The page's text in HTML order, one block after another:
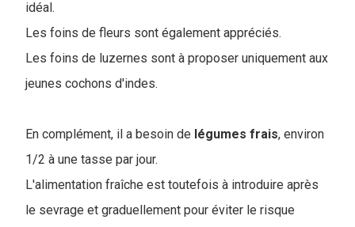
idéal.
Les foins de fleurs sont également appréciés.
Les foins de luzernes sont à proposer uniquement aux
jeunes cochons d'indes.
En complément, il a besoin de légumes frais, environ
1/2 à une tasse par jour.
L'alimentation fraîche est toutefois à introduire après
le sevrage et graduellement pour éviter le risque